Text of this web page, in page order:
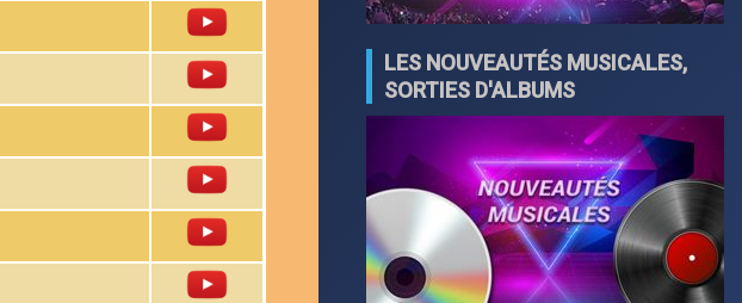
LES NOUVEAUTÉS MUSICALES,
SORTIES D'ALBUMS